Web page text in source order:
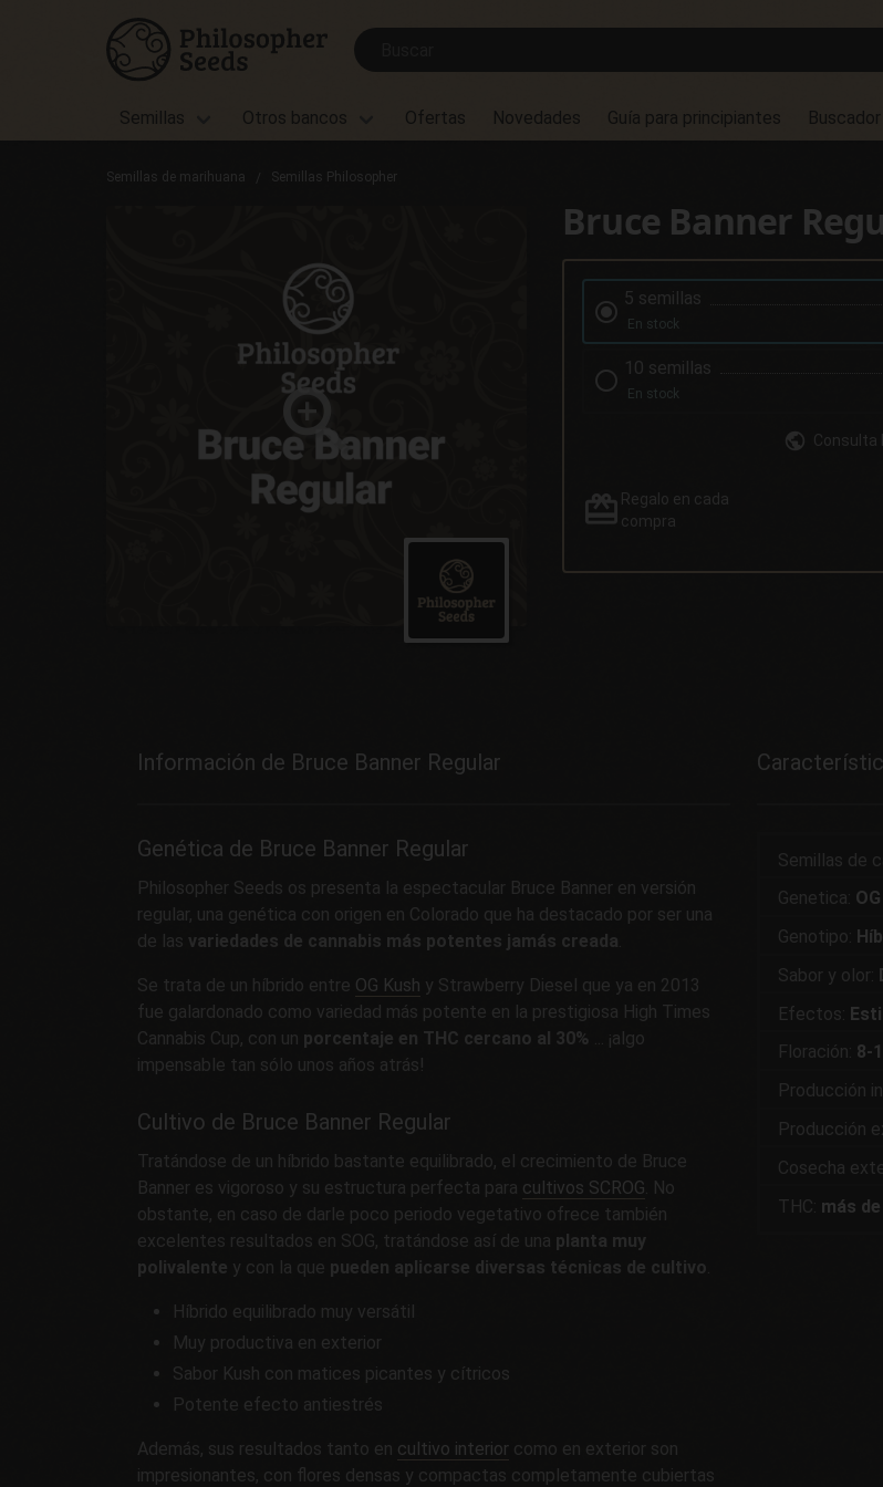
Semillas Otros bancos Ofertas Novedades Guía para principiantes
Semillas de marihuana Semillas Philosopher
Bruce Banner
5 semillas
En stock
10 semillas
En stock
Consulta
Regalo en cada
compra
Información de Bruce Banner Regular
Genética de Bruce Banner Regular
Philosopher Seeds os presenta la espectacular Bruce Banner en versión
regular, una genética con origen en Colorado que ha destacado por ser una
de las variedades de cannabis más potentes jamás creada.
Se trata de un híbrido entre OG Kush y Strawberry Diesel que ya en 2013
fue galardonado como variedad más potente en la prestigiosa High Times
Cannabis Cup, con un porcentaje en THC cercano al 30% ... ¡algo
impensable tan sólo unos años atrás!
Cultivo de Bruce Banner Regular
Tratándose de un híbrido bastante equilibrado, el crecimiento de Bruce
Banner es vigoroso y su estructura perfecta para cultivos SCROG. No
obstante, en caso de darle poco periodo vegetativo ofrece también
excelentes resultados en SOG, tratándose así de una planta muy
polivalente y con la que pueden aplicarse diversas técnicas de cultivo.
Híbrido equilibrado muy versátil
Muy productiva en exterior
Sabor Kush con matices picantes y cítricos
Potente efecto antiestrés
Además, sus resultados tanto en cultivo interior como en exterior son
impresionantes, con flores densas y compactas completamente cubiertas
Semillas de
Genetica:
Genotipo:
Sabor y olor:
Efectos:
Floración: 8-
Producción
Producción
Cosecha
THC: más